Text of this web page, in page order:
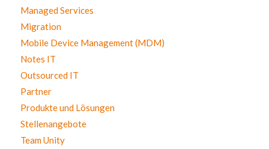
Managed Services
Migration
Mobile Device Management (MDM)
Notes IT
Outsourced IT
Partner
Produkte und Lösungen
Stellenangebote
Team Unity